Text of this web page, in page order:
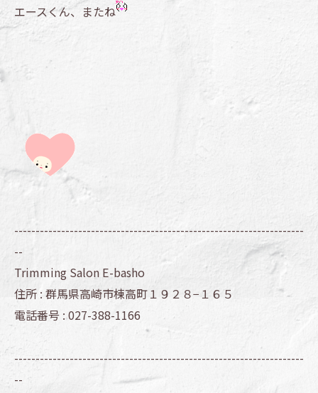
エースくん、またね
--------------------------------------------------------------------
--
Trimming Salon E-basho
住所 : 群馬県高崎市棟高町１９２８−１６５
電話番号 : 027-388-1166
--------------------------------------------------------------------
--